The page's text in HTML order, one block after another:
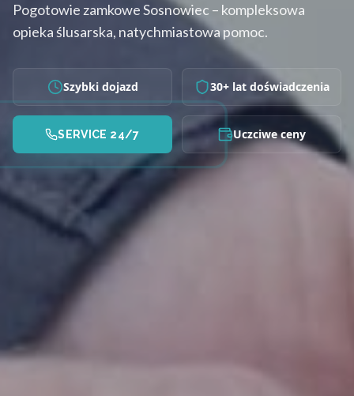
Pogotowie zamkowe Sosnowiec – kompleksowa
opieka ślusarska, natychmiastowa pomoc.
Szybki dojazd 30+ lat doświadczenia
SERVICE 24/7 Uczciwe ceny